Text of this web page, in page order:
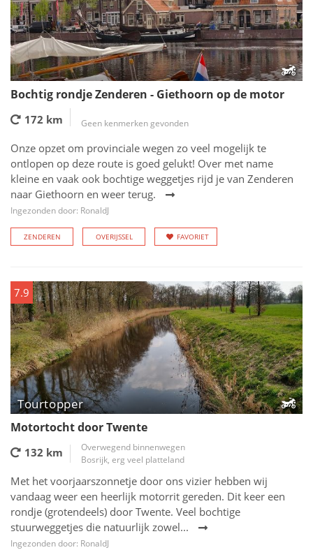
Bochtig rondje Zenderen - Giethoorn op de motor
172 km Geen kenmerken gevonden
Onze opzet om provinciale wegen zo veel mogelijk te
ontlopen op deze route is goed gelukt! Over met name
kleine en vaak ook bochtige weggetjes rijd je van Zenderen
naar Giethoorn en weer terug.
Ingezonden door: RonaldJ
ZENDEREN OVERIJSSEL FAVORIET
7.9
Tourtopper
Motortocht door Twente
132 km
Overwegend binnenwegen
Bosrijk, erg veel platteland
Met het voorjaarszonnetje door ons vizier hebben wij
vandaag weer een heerlijk motorrit gereden. Dit keer een
rondje (grotendeels) door Twente. Veel bochtige
stuurweggetjes die natuurlijk zowel...
Ingezonden door: RonaldJ